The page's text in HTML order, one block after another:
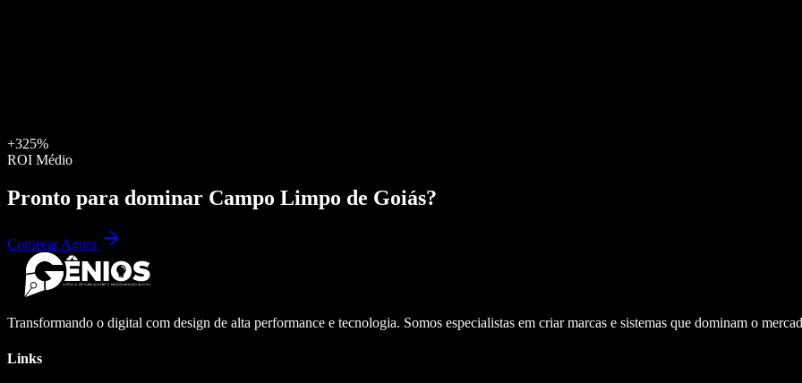
+325%
ROI Médio
Pronto para dominar Campo Limpo de Goiás?
Começar Agora
Transformando o digital com design de alta performance e tecnologia. Somos especialistas em criar marcas e sistemas que dominam o
Links